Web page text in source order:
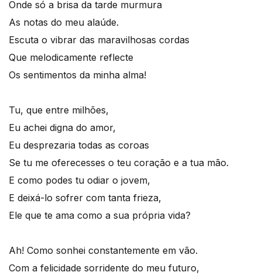
Onde só a brisa da tarde murmura
As notas do meu alaúde.
Escuta o vibrar das maravilhosas cordas
Que melodicamente reflecte
Os sentimentos da minha alma!
Tu, que entre milhões,
Eu achei digna do amor,
Eu desprezaria todas as coroas
Se tu me oferecesses o teu coração e a tua mão.
E como podes tu odiar o jovem,
E deixá-lo sofrer com tanta frieza,
Ele que te ama como a sua própria vida?
Ah! Como sonhei constantemente em vão.
Com a felicidade sorridente do meu futuro,